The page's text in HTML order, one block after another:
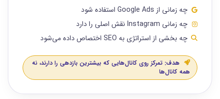
چه زمانی از Google Ads استفاده شود
چه زمانی Instagram نقش اصلی را دارد
چه بخشی از استراتژی به SEO اختصاص داده می‌شود
هدف: تمرکز روی کانال‌هایی که بیشترین بازدهی را دارند، نه
همه کانال‌ها